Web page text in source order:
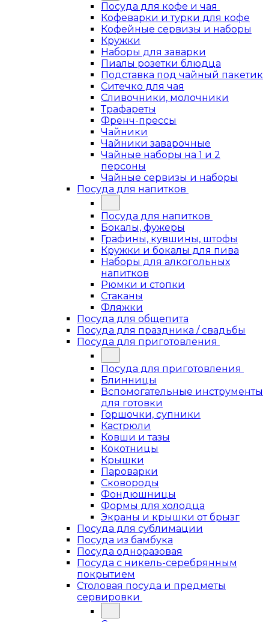
Посуда для кофе и чая
Кофеварки и турки для кофе
Кофейные сервизы и наборы
Кружки
Наборы для заварки
Пиалы розетки блюдца
Подставка под чайный пакетик
Ситечко для чая
Сливочники, молочники
Трафареты
Френч-прессы
Чайники
Чайники заварочные
Чайные наборы на 1 и 2
персоны
Чайные сервизы и наборы
Посуда для напитков
Посуда для напитков
Бокалы, фужеры
Графины, кувшины, штофы
Кружки и бокалы для пива
Наборы для алкогольных
напитков
Рюмки и стопки
Стаканы
Фляжки
Посуда для общепита
Посуда для праздника / свадьбы
Посуда для приготовления
Посуда для приготовления
Блинницы
Вспомогательные инструменты
для готовки
Горшочки, супники
Кастрюли
Ковши и тазы
Кокотницы
Крышки
Пароварки
Сковороды
Фондюшницы
Формы для холодца
Экраны и крышки от брызг
Посуда для сублимации
Посуда из бамбука
Посуда одноразовая
Посуда с никель-серебрянным
покрытием
Столовая посуда и предметы
сервировки